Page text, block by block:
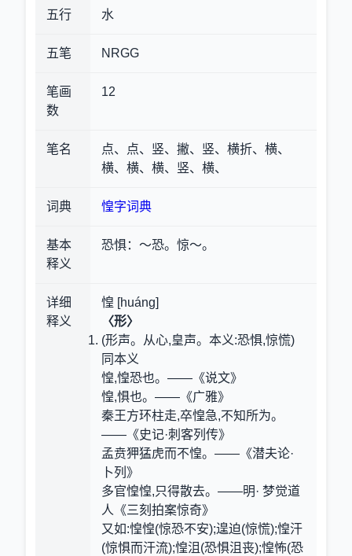
五行 水
五笔 NRGG
笔画
数
12
笔名
点、点、竖、撇、竖、横折、横、
横、横、横、竖、横、
词典 惶字词典
基本
释义
恐惧：～恐。惊～。
详细
释义
惶 [huáng]
〈形〉
(形声。从心,皇声。本义:恐惧,惊慌)
同本义
惶,惶恐也。——《说文》
惶,惧也。——《广雅》
秦王方环柱走,卒惶急,不知所为。
——《史记·刺客列传》
孟贲狎猛虎而不惶。——《潜夫论·
卜列》
多官惶惶,只得散去。——明· 梦觉道
人《三刻拍案惊奇》
又如:惶惶(惊恐不安);遑迫(惊慌);惶汗
(惊惧而汗流);惶沮(恐惧沮丧);惶怖(恐